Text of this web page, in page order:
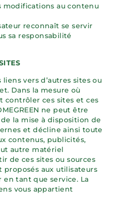
modifications au contenu
reconnaît se servir
sa responsabilité
vers d’autres sites ou
Dans la mesure où
contrôler ces sites et ces
ne peut être
la mise à disposition de
et décline ainsi toute
contenus, publicités,
autre matériel
de ces sites ou sources
proposés aux utilisateurs
tant que service. La
vous appartient